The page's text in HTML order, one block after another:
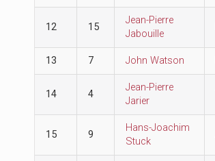
12 15
Jean-Pierre
Jabouille
13 7 John Watson
14 4
Jean-Pierre
Jarier
15 9
Hans-Joachim
Stuck